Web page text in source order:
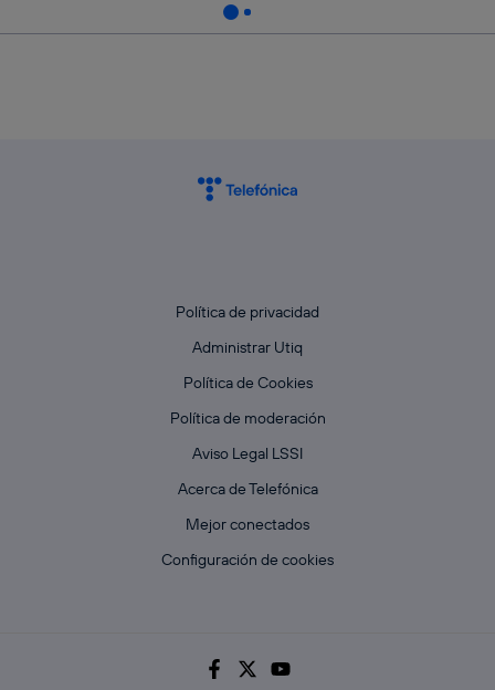
Política de privacidad
Administrar Utiq
Política de Cookies
Política de moderación
Aviso Legal LSSI
Acerca de Telefónica
Mejor conectados
Configuración de cookies